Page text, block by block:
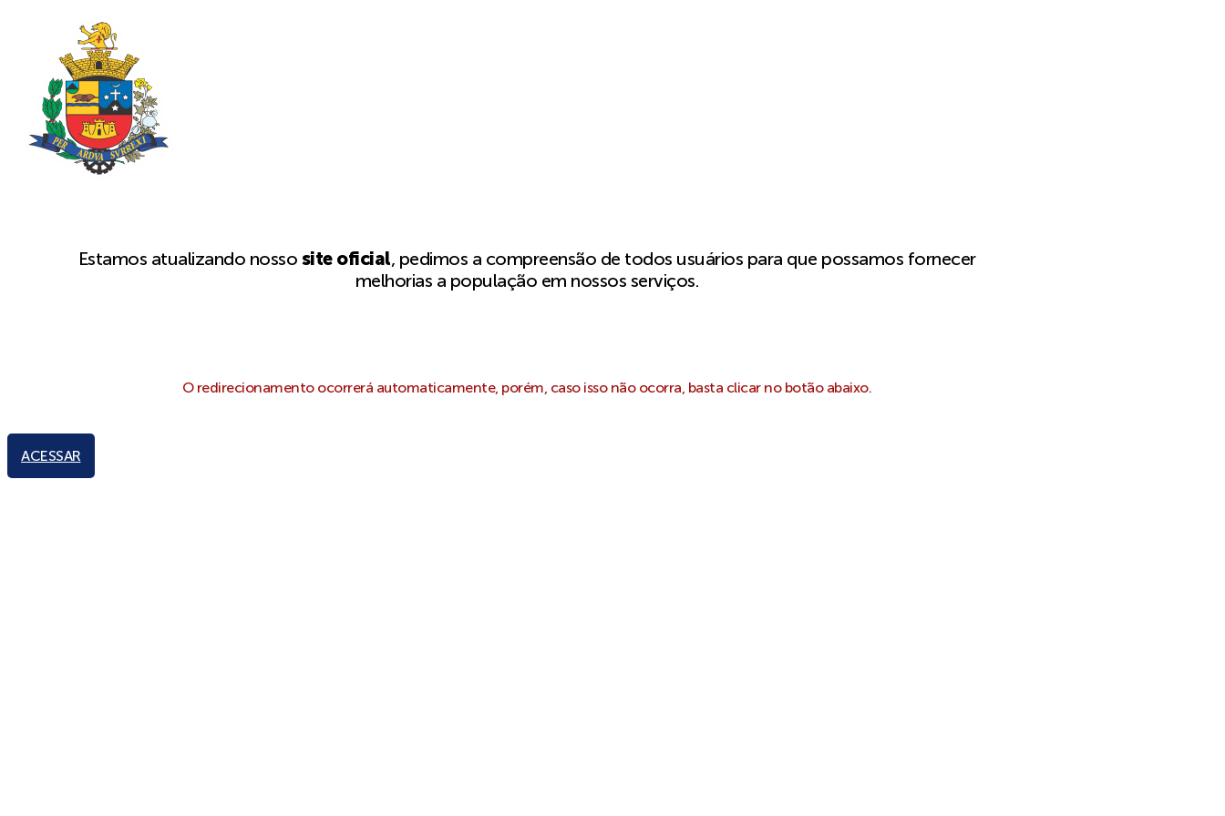
Estamos atualizando nosso site oficial, pedimos a compreensão de todos usuários para que possamos fornecer
melhorias a população em nossos serviços.
O redirecionamento ocorrerá automaticamente, porém, caso isso não ocorra, basta clicar no botão abaixo.
ACESSAR